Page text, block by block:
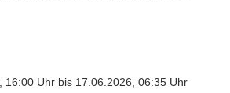
16:00 Uhr bis 17.06.2026, 06:35 Uhr